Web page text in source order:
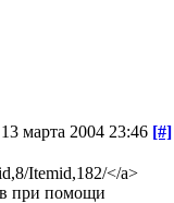
марта 2004 23:46 [#]
Itemid,182/</a>
при помощи